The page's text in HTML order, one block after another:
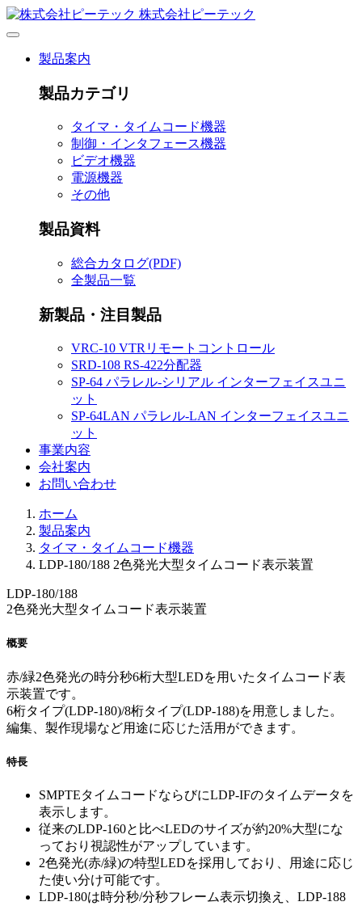
株式会社ピーテック
製品案内
製品カテゴリ
タイマ・タイムコード機器
制御・インタフェース機器
ビデオ機器
電源機器
その他
製品資料
総合カタログ(PDF)
全製品一覧
新製品・注目製品
VRC-10 VTRリモートコントロール
SRD-108 RS-422分配器
SP-64 パラレル-シリアル インターフェイスユニ
ット
SP-64LAN パラレル-LAN インターフェイスユニ
ット
事業内容
会社案内
お問い合わせ
ホーム
製品案内
タイマ・タイムコード機器
LDP-180/188 2色発光大型タイムコード表示装置
LDP-180/188
2色発光大型タイムコード表示装置
概要
赤/緑2色発光の時分秒6桁大型LEDを用いたタイムコード表
示装置です。
6桁タイプ(LDP-180)/8桁タイプ(LDP-188)を用意しました。
編集、製作現場など用途に応じた活用ができます。
特長
SMPTEタイムコードならびにLDP-IFのタイムデータを
表示します。
従来のLDP-160と比べLEDのサイズが約20%大型にな
っており視認性がアップしています。
2色発光(赤/緑)の特型LEDを採用しており、用途に応じ
た使い分け可能です。
LDP-180は時分秒/分秒フレーム表示切換え、LDP-188